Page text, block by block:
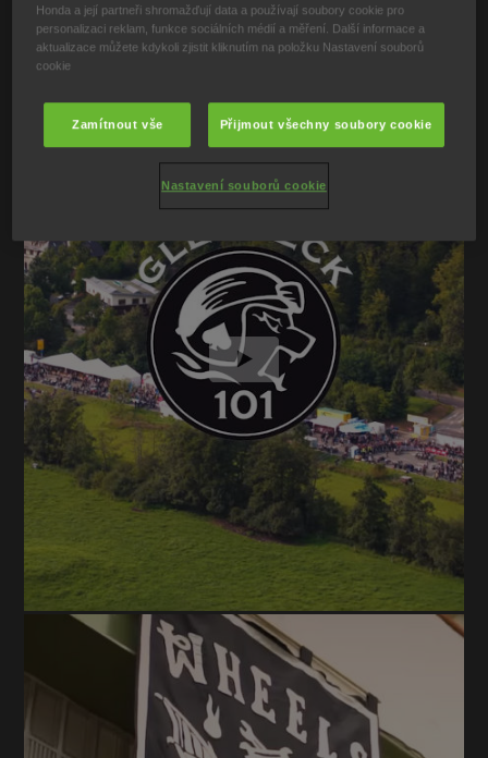
Honda a její partneři shromažďují data a používají soubory cookie pro
personalizaci reklam, funkce sociálních médií a měření. Další informace a
aktualizace můžete kdykoli zjistit kliknutím na položku Nastavení souborů
cookie
Zamítnout vše Přijmout všechny soubory cookie
Nastavení souborů cookie